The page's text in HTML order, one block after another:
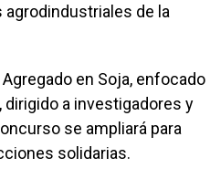
de la
en Soja, enfocado
a investigadores y
se ampliará para
solidarias.